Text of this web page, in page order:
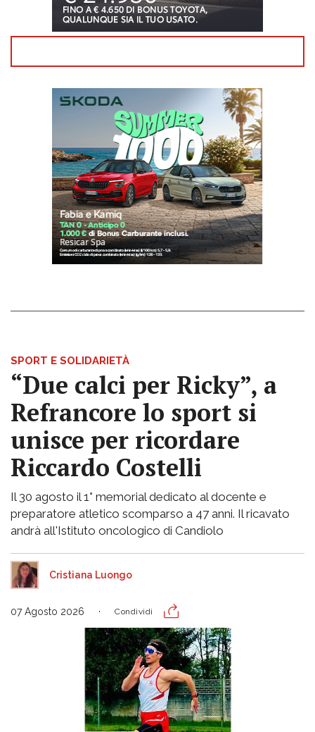
SPORT E SOLIDARIETÀ
“Due calci per Ricky”, a
Refrancore lo sport si
unisce per ricordare
Riccardo Costelli
Il 30 agosto il 1° memorial dedicato al docente e
preparatore atletico scomparso a 47 anni. Il ricavato
andrà all'Istituto oncologico di Candiolo
Cristiana Luongo
07 Agosto 2026 Condividi